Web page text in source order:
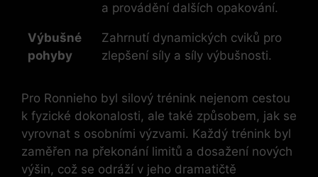
a provádění dalších opakování.
Výbušné
pohyby
Zahrnutí dynamických cviků pro
zlepšení síly a síly výbušnosti.
Pro Ronnieho byl silový trénink nejenom cestou
k fyzické dokonalosti, ale také způsobem, jak se
vyrovnat s osobními výzvami. Každý trénink byl
zaměřen na překonání limitů a dosažení nových
výšin, což se odráží v jeho dramatičtě